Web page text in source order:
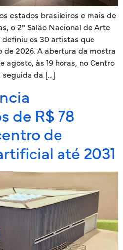
estados brasileiros e mais de
o 2º Salão Nacional de Arte
os 30 artistas que
de 2026. A abertura da mostra
agosto, às 19 horas, no Centro
seguida da […]
de R$ 78
de
até 2031